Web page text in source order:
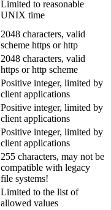
Limited to reasonable
UNIX time
2048 characters, valid
scheme https or http
2048 characters, valid
https or http scheme
Positive integer, limited by
client applications
Positive integer, limited by
client applications
Positive integer, limited by
client applications
255 characters, may not be
compatible with legacy
file systems!
Limited to the list of
allowed values